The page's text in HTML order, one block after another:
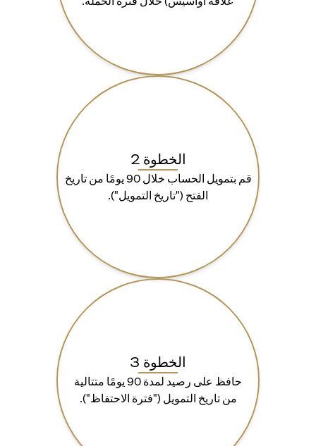
الخطوة 2
قم بتمويل الحساب خلال 90 يومًا من تاريخ
الفتح ("تاريخ التمويل").
الخطوة 3
حافظ على رصيد لمدة 90 يومًا متتالية
من تاريخ التمويل ("فترة الاحتفاظ").